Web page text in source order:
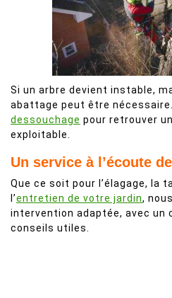
Si un arbre devient instable,
abattage peut être
dessouchage pour retrouver
exploitable.
Un service à l’écoute
Que ce soit pour l’élagage, la
l’entretien de votre jardin,
intervention adaptée, avec un
conseils utiles.